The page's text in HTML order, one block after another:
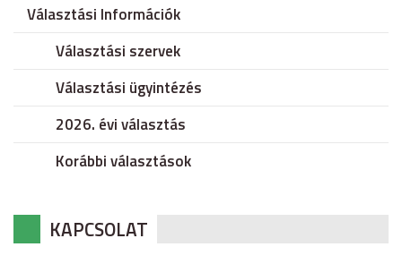
Választási Információk
Választási szervek
Választási ügyintézés
2026. évi választás
Korábbi választások
KAPCSOLAT